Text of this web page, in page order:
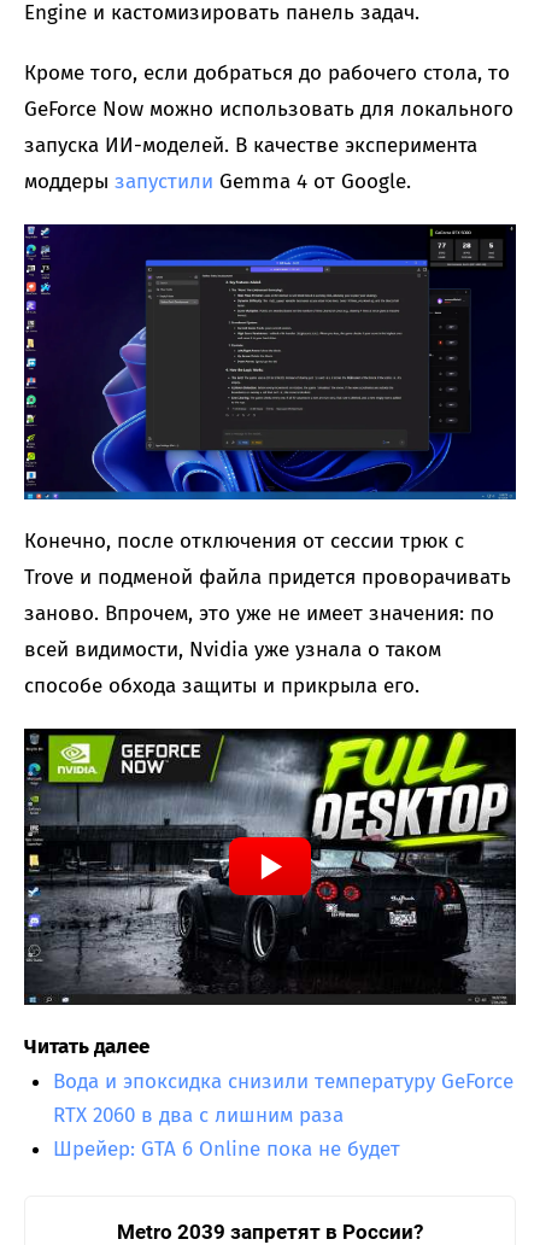
Engine и кастомизировать панель задач.
Кроме того, если добраться до рабочего стола, то
GeForce Now можно использовать для локального
запуска ИИ-моделей. В качестве эксперимента
моддеры запустили Gemma 4 от Google.
Конечно, после отключения от сессии трюк с
Trove и подменой файла придется проворачивать
заново. Впрочем, это уже не имеет значения: по
всей видимости, Nvidia уже узнала о таком
способе обхода защиты и прикрыла его.
Читать далее
Вода и эпоксидка снизили температуру GeForce
RTX 2060 в два с лишним раза
Шрейер: GTA 6 Online пока не будет
Metro 2039 запретят в России?